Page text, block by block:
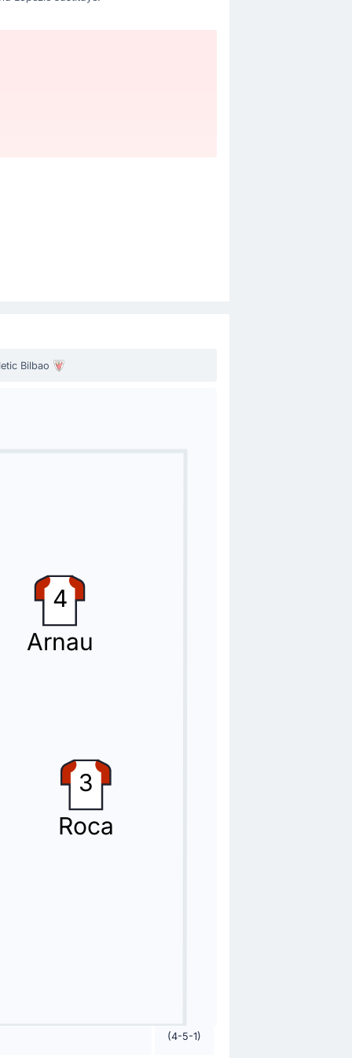
Bilbao
4
Arnau
3
Roca
(4-5-1)